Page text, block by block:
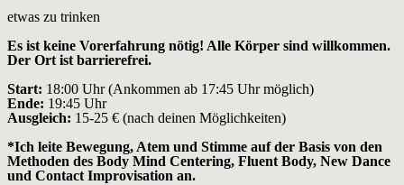
etwas zu trinken
Es ist keine Vorerfahrung nötig! Alle Körper sind willkommen.
Der Ort ist barrierefrei.
Start: 18:00 Uhr (Ankommen ab 17:45 Uhr möglich)
Ende: 19:45 Uhr
Ausgleich: 15-25 € (nach deinen Möglichkeiten)
*Ich leite Bewegung, Atem und Stimme auf der Basis von den
Methoden des Body Mind Centering, Fluent Body, New Dance
und Contact Improvisation an.